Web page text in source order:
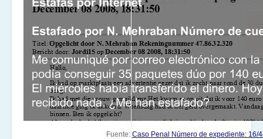
Fuente: Caso Penal Número de expediente: 16/